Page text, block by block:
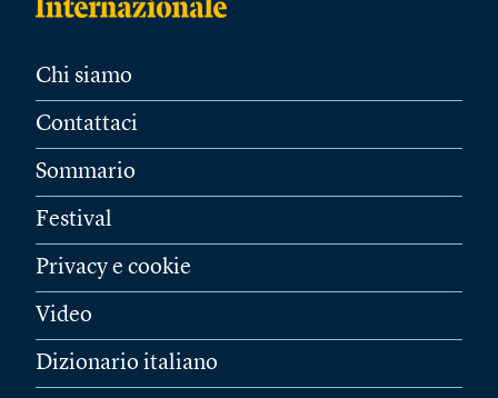
Chi siamo
Contattaci
Sommario
Festival
Privacy e cookie
Video
Dizionario italiano